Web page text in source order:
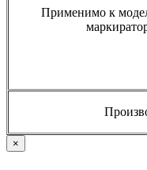
Применимо к
×